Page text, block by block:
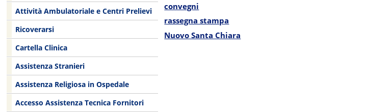
convegni
rassegna stampa
Nuovo Santa Chiara
Attività Ambulatoriale e Centri Prelievi
Ricoverarsi
Cartella Clinica
Assistenza Stranieri
Assistenza Religiosa in Ospedale
Accesso Assistenza Tecnica Fornitori